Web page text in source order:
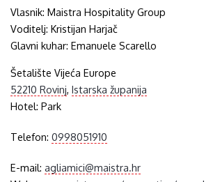
Vlasnik:Maistra Hospitality Group
Voditelj:Kristijan Harjač
Glavni kuhar:Emanuele Scarello
Šetalište Vijeća Europe
52210 Rovinj,Istarska županija
Hotel:Park
Telefon:0998051910
E-mail:agliamici@maistra.hr